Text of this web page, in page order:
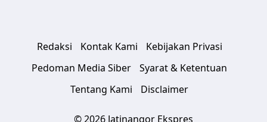
Redaksi Kontak Kami
Kebijakan Privasi
Pedoman Media Siber
Syarat & Ketentuan
Tentang Kami
Disclaimer
© 2026 Jatinangor Ekspres